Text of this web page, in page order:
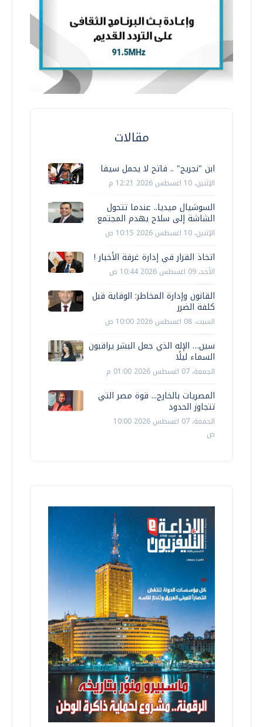
مقالات
ابن "نجريج" .. فاتح لا يحمل سيفا
الإثنين، 10 اغسطس 2026 12:21 م
السوشيال ميديا.. عندما تتحول
الشاشة إلى سلاح يهدم المجتمع
الإثنين، 10 اغسطس 2026 10:15 ص
اتخاذ القرار في إدارة غرفة الأخبار !
الأحد، 09 اغسطس 2026 10:44 ص
القانون وإدارة المخاطر: الوقاية قبل
كلفة الضرر
السبت، 08 اغسطس 2026 10:00 ص
سين… الإله الذي جعل البشر يراقبون
السماء ليلًا
الجمعة، 07 اغسطس 2026 01:00 م
المصريات بالخارج... قوة مصر التي
تتجاوز الحدود
الجمعة، 07 اغسطس 2026 10:00
ص